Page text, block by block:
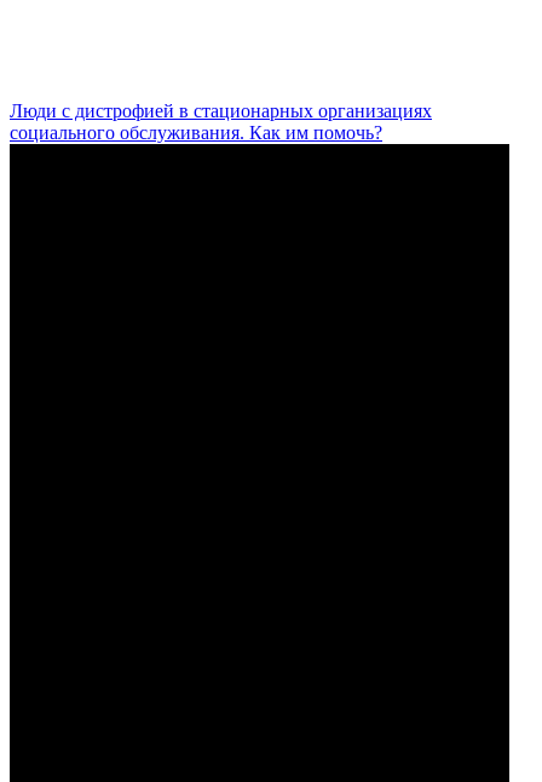
Люди с дистрофией в стационарных организациях
социального обслуживания. Как им помочь?